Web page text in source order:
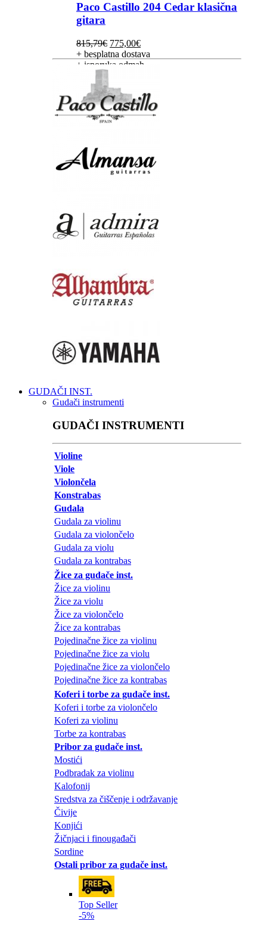
Paco Castillo 204 Cedar klasična
gitara
815,79€ Izvorna
cijena
bila
815,79€.
775,00€Trenutna
cijena
je:
+ besplatna dostava
+ isporuka odmah
GUDAČI INST.
Gudači instrumenti
GUDAČI INSTRUMENTI
Violine
Viole
Violončela
Konstrabas
Gudala
Gudala za violinu
Gudala za violončelo
Gudala za violu
Gudala za kontrabas
Žice za gudače inst.
Žice za violinu
Žice za violu
Žice za violončelo
Žice za kontrabas
Pojedinačne žice za violinu
Pojedinačne žice za violu
Pojedinačne žice za violončelo
Pojedinačne žice za kontrabas
Koferi i torbe za gudače inst.
Koferi i torbe za violončelo
Koferi za violinu
Torbe za kontrabas
Pribor za gudače inst.
Mostići
Podbradak za violinu
Kalofonij
Sredstva za čiščenje i održavanje
Čivije
Konjići
Žičnjaci i finougađači
Sordine
Ostali pribor za gudače inst.
Top Seller
-5%